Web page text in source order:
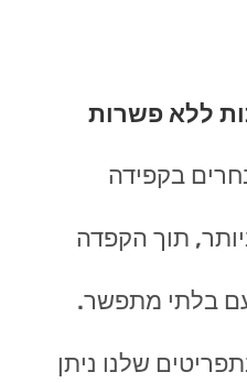
ללא פשרות
בקפידה
תוך הקפדה
בלתי מתפשר.
שלנו ניתן